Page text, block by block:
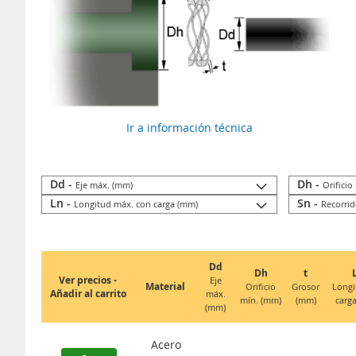
Ir a información técnica
Dd - Eje máx. (mm) Dh - Orificio
Ln - Longitud máx. con carga (mm) Sn -
Ver precios -
Añadir al carrito
Material
Dd
Eje
máx.
(mm)
Dh
Orificio
mín. (mm)
t
Grosor
(mm)
Acero